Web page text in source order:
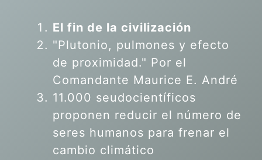
El fin de la civilización
"Plutonio, pulmones y efecto
de proximidad." Por el
Comandante Maurice E. André
11.000 seudocientíficos
proponen reducir el número de
seres humanos para frenar el
cambio climático